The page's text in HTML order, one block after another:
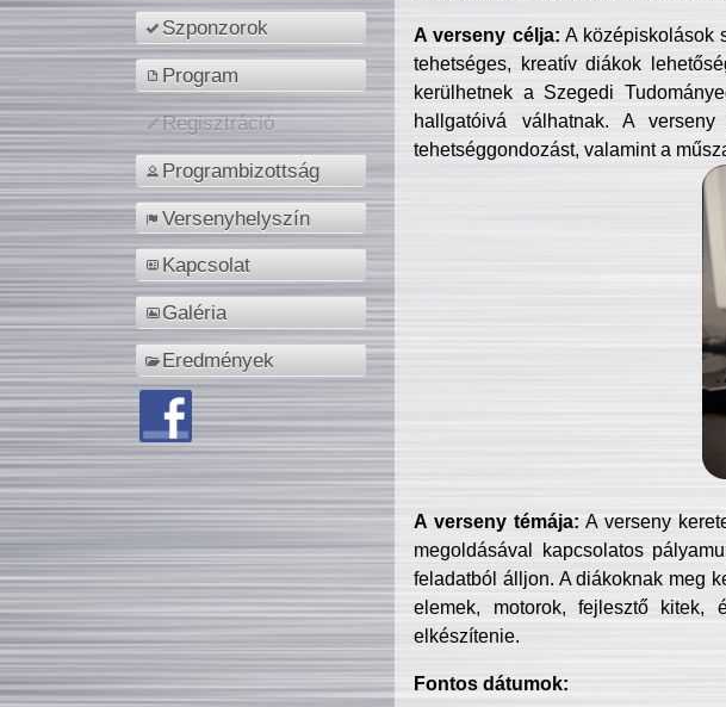
Szponzorok
Program
Regisztráció
Programbizottság
Versenyhelyszín
Kapcsolat
Galéria
Eredmények
A verseny célja: A középiskolások
tehetséges, kreatív diákok
kerülhetnek a Szegedi
hallgatóivá válhatnak. A
tehetséggondozást, valamint a
A verseny témája: A verseny
megoldásával kapcsolatos
feladatból álljon. A diákoknak meg
elemek, motorok, fejlesztő kitek,
elkészítenie.
Fontos dátumok: